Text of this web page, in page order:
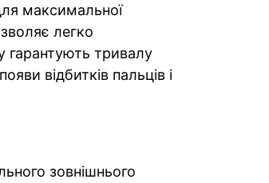
максимальної
легко
гарантують тривалу
відбитків пальців і
зовнішнього